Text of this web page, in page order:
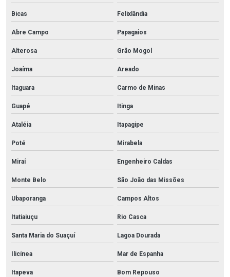
Bicas Felixlândia
Abre Campo Papagaios
Alterosa Grão Mogol
Joaíma Areado
Itaguara Carmo de Minas
Guapé Itinga
Ataléia Itapagipe
Poté Mirabela
Miraí Engenheiro Caldas
Monte Belo São João das Missões
Ubaporanga Campos Altos
Itatiaiuçu Rio Casca
Santa Maria do Suaçuí Lagoa Dourada
Ilicínea Mar de Espanha
Itapeva Bom Repouso